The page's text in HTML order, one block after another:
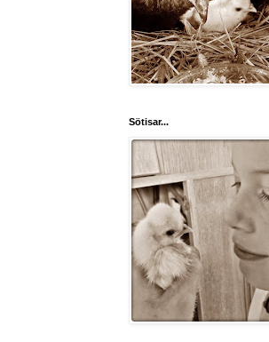
Sötisar...